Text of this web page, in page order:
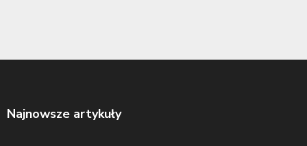
Najnowsze artykuły